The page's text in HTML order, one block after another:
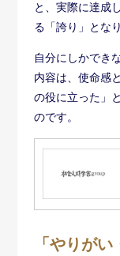
と、実際に達成
る「誇り」とな
自分にしかでき
内容は、使命感
の役に立った」
のです。
「やりが